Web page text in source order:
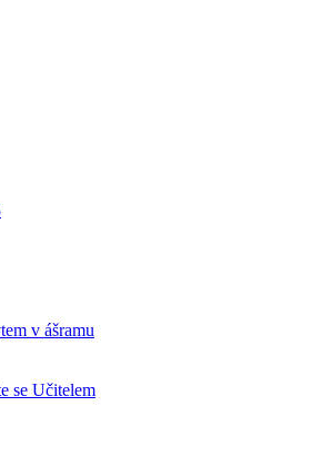
v ášramu
se Učitelem